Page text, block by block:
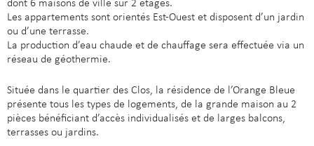
dont 6 maisons de ville sur 2 étages.
Les appartements sont orientés Est-Ouest et disposent d’un jardin
ou d’une terrasse.
La production d’eau chaude et de chauffage sera effectuée via un
réseau de géothermie.
Située dans le quartier des Clos, la résidence de l’Orange Bleue
présente tous les types de logements, de la grande maison au 2
pièces bénéficiant d’accès individualisés et de larges balcons,
terrasses ou jardins.